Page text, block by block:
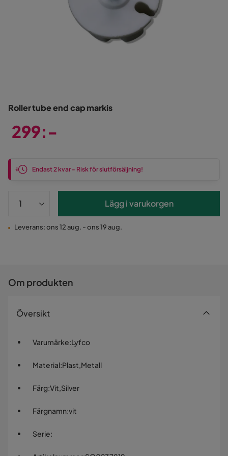
Roller tube end cap markis
299:-
Endast 2 kvar - Risk för slutförsäljning!
Lägg i varukorgen
Leverans: ons 12 aug. - ons 19 aug.
Om produkten
Översikt
Varumärke:Lyfco
Material:Plast,Metall
Färg:Vit,Silver
Färgnamn:vit
Serie: